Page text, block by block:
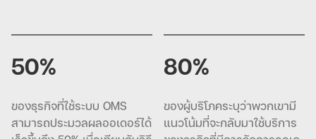
50%
ของธุรกิจที่ใช้ระบบ OMS
สามารถประมวลผลออเดอร์ได้
80%
ของผู้บริโภคระบุว่าพวกเขามี
แนวโน้มที่จะกลับมาใช้บริการ